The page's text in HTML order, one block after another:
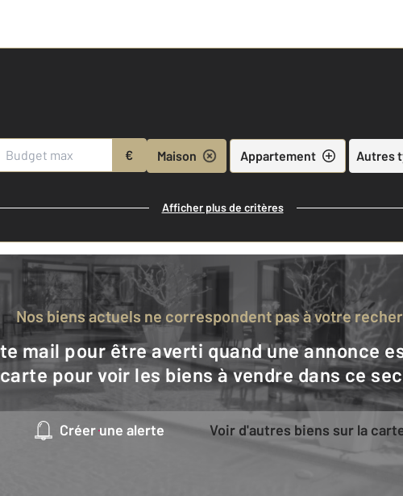
€ Maison Appartement Autres
Afficher plus de critères
Nos biens actuels ne correspondent pas à votre
carte pour voir les biens à vendre dans ce
Créer une alerte Voir d'autres biens sur la